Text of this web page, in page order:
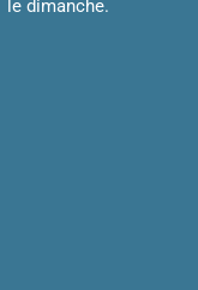
le dimanche.